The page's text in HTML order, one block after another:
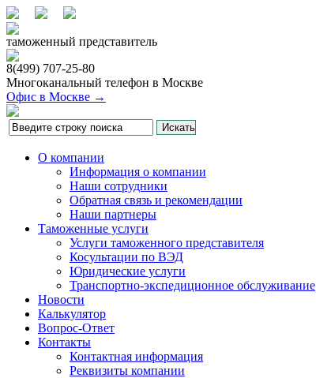
таможенный представитель
8(499) 707-25-80
Многоканальный телефон в Москве
Офис в Москве →
О компании
Информация о компании
Наши сотрудники
Обратная связь и рекомендации
Наши партнеры
Таможенные услуги
Услуги таможенного представителя
Косультации по ВЭД
Юридические услуги
Транспортно-экспедиционное обслуживание
Новости
Калькулятор
Вопрос-Ответ
Контакты
Контактная информация
Реквизиты компании